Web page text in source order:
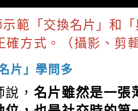
範
「交換名片」和
確方式。（攝影、剪
片」學問多
， 名片雖然是一張